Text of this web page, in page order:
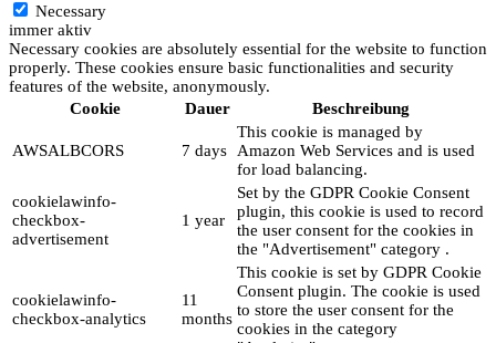
Necessary
immer aktiv
Necessary cookies are absolutely essential for the website to function
properly. These cookies ensure basic functionalities and security
features of the website, anonymously.
Cookie
Dauer Beschreibung
AWSALBCORS 7 days
This cookie is managed by
Amazon Web Services and is used
for load balancing.
cookielawinfo-
checkbox-
advertisement
1 year
Set by the GDPR Cookie Consent
plugin, this cookie is used to record
the user consent for the cookies in
the "Advertisement" category .
cookielawinfo-
checkbox-analytics
11
months
This cookie is set by GDPR Cookie
Consent plugin. The cookie is used
to store the user consent for the
cookies in the category